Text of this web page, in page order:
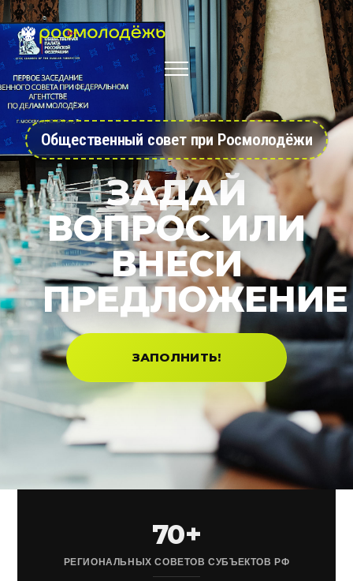
Общественный совет при Росмолодёжи
ЗАДАЙ
ВОПРОС ИЛИ
ВНЕСИ
ПРЕДЛОЖЕНИЕ
ЗАПОЛНИТЬ!
70+
РЕГИОНАЛЬНЫХ СОВЕТОВ СУБЪЕКТОВ РФ